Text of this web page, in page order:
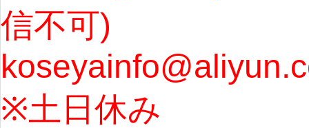
う...
信不可)
※土日休み